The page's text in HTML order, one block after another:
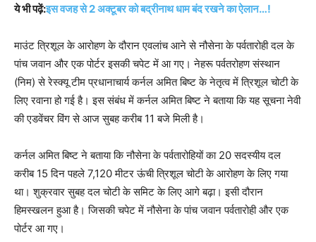
ये भी पढ़ें:इस वजह से 2 अक्टूबर को बद्रीनाथ धाम बंद रखने का ऐलान…!
माउंट त्रिशूल के आरोहण के दौरान एवलांच आने से नौसेना के पर्वतारोही दल के
पांच जवान और एक पोर्टर इसकी चपेट में आ गए। नेहरू पर्वतरोहण संस्थान
(निम) से रेस्क्यू टीम प्रधानाचार्य कर्नल अमित बिष्ट के नेतृत्व में त्रिशूल चोटी के
लिए रवाना हो गई है। इस संबंध में कर्नल अमित बिष्ट ने बताया कि यह सूचना नेवी
की एडवेंचर विंग से आज सुबह करीब 11 बजे मिली है।
कर्नल अमित बिष्ट ने बताया कि नौसेना के पर्वतारोहियों का 20 सदस्यीय दल
करीब 15 दिन पहले 7,120 मीटर ऊंची त्रिशूल चोटी के आरोहण के लिए गया
था। शुक्रवार सुबह दल चोटी के समिट के लिए आगे बढ़ा। इसी दौरान
हिमस्खलन हुआ है। जिसकी चपेट में नौसेना के पांच जवान पर्वतारोही और एक
पोर्टर आ गए।